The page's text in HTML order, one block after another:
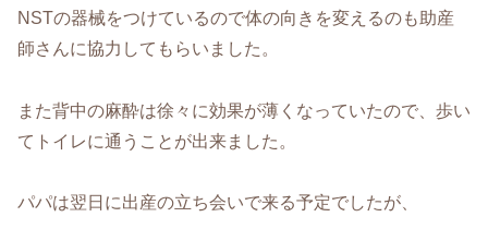
NSTの器械をつけているので体の向きを変えるのも助産
師さんに協力してもらいました。
また背中の麻酔は徐々に効果が薄くなっていたので、歩い
てトイレに通うことが出来ました。
パパは翌日に出産の立ち会いで来る予定でしたが、